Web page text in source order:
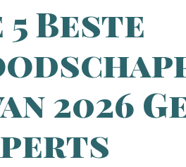
5 Beste
2026